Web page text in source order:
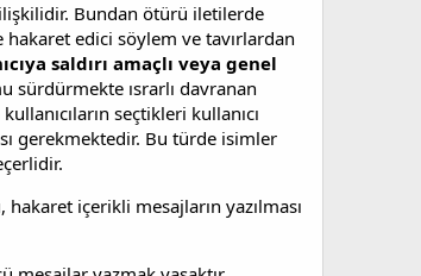
Bundan ötürü iletilerde
edici söylem ve tavırlardan
saldırı amaçlı veya genel
sürdürmekte ısrarlı davranan
seçtikleri kullanıcı
gerekmektedir. Bu türde isimler
içerikli mesajların yazılması